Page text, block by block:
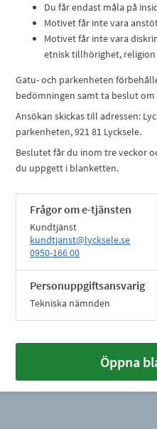
Du får endast måla på
Motivet får inte vara
Motivet får inte vara
etnisk tillhörighet,
Gatu- och parkenheten
bedömningen samt ta beslut
Ansökan skickas till adressen:
parkenheten, 921 81 Lycksele.
Beslutet får du inom tre veckor
du uppgett i blanketten.
Frågor om e-tjänsten
Kundtjänst
kundtjanst@lycksele.se
0950-166 00
Personuppgiftsansvarig
Tekniska nämnden
Öppna